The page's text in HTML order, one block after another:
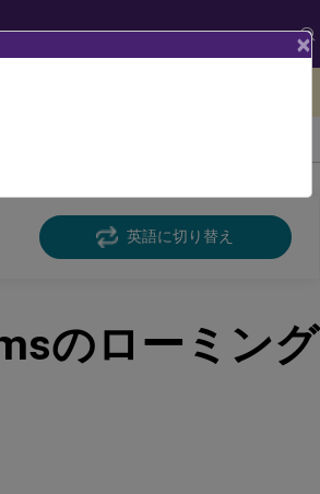
英語に切り替え
のローミング
×